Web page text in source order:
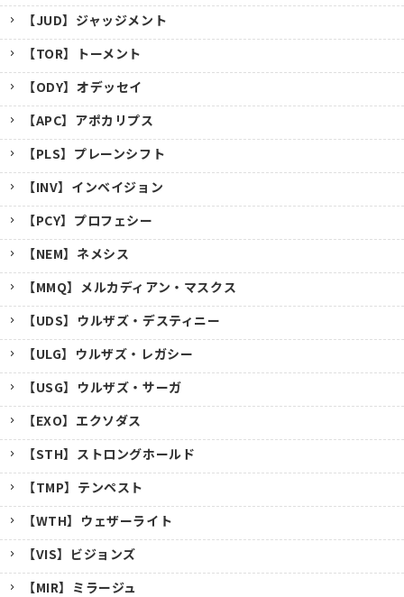
【JUD】ジャッジメント
【TOR】トーメント
【ODY】オデッセイ
【APC】アポカリプス
【PLS】プレーンシフト
【INV】インベイジョン
【PCY】プロフェシー
【NEM】ネメシス
【MMQ】メルカディアン・マスクス
【UDS】ウルザズ・デスティニー
【ULG】ウルザズ・レガシー
【USG】ウルザズ・サーガ
【EXO】エクソダス
【STH】ストロングホールド
【TMP】テンペスト
【WTH】ウェザーライト
【VIS】ビジョンズ
【MIR】ミラージュ